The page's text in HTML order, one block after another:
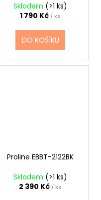
Skladem (>1 ks)
1 790 Kč / ks
DO KOŠÍKU
Proline EBBT-2122BK
Skladem (>1 ks)
2 390 Kč / ks